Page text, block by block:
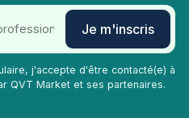
Bien-être employés
vision avec
Je m'inscris
j'accepte d'être contacté(e) à
QVT Market et ses partenaires.